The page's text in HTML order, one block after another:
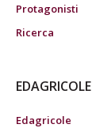
Protagonisti
Ricerca
EDAGRICOLE
Edagricole